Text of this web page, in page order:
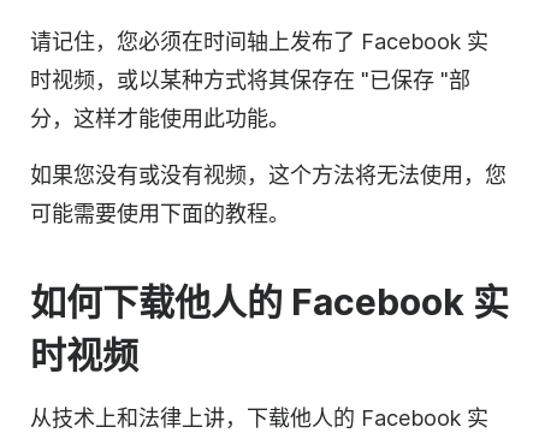
请记住，您必须在时间轴上发布了 Facebook 实
时视频，或以某种方式将其保存在 "已保存 "部
分，这样才能使用此功能。
如果您没有或没有视频，这个方法将无法使用，您
可能需要使用下面的教程。
如何下载他人的 Facebook 实
时视频
从技术上和法律上讲，下载他人的 Facebook 实